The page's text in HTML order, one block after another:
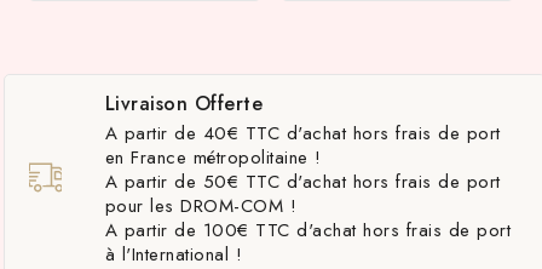
Livraison Offerte
A partir de 40€ TTC d'achat hors frais de port
en France métropolitaine !
A partir de 50€ TTC d'achat hors frais de port
pour les DROM-COM !
A partir de 100€ TTC d'achat hors frais de port
à l'International !